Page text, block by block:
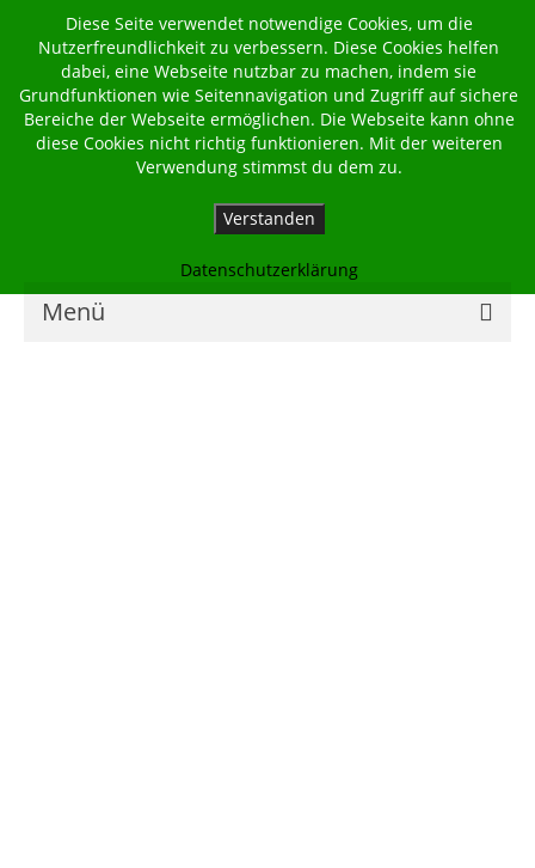
Menü
Diese Seite verwendet notwendige Cookies, um die
Nutzerfreundlichkeit zu verbessern. Diese Cookies helfen
dabei, eine Webseite nutzbar zu machen, indem sie
Grundfunktionen wie Seitennavigation und Zugriff auf sichere
Bereiche der Webseite ermöglichen. Die Webseite kann ohne
diese Cookies nicht richtig funktionieren. Mit der weiteren
Verwendung stimmst du dem zu.
Verstanden
Datenschutzerklärung